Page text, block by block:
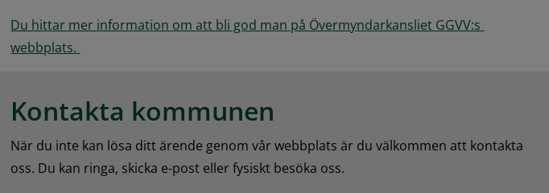
Du hittar mer information om att bli god man på Övermyndarkansliet GGVV:s
webbplats.
Kontakta kommunen
När du inte kan lösa ditt ärende genom vår webbplats är du välkommen att kontakta
oss. Du kan ringa, skicka e-post eller fysiskt besöka oss.